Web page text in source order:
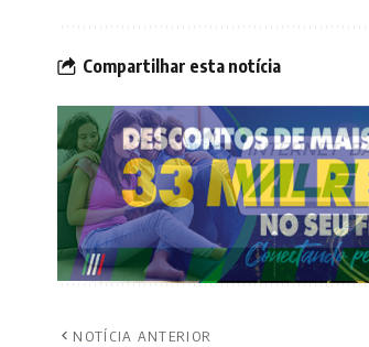
Compartilhar esta notícia
NOTÍCIA ANTERIOR